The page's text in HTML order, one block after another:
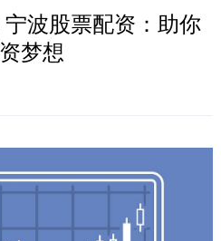
波股票配资：助你
梦想